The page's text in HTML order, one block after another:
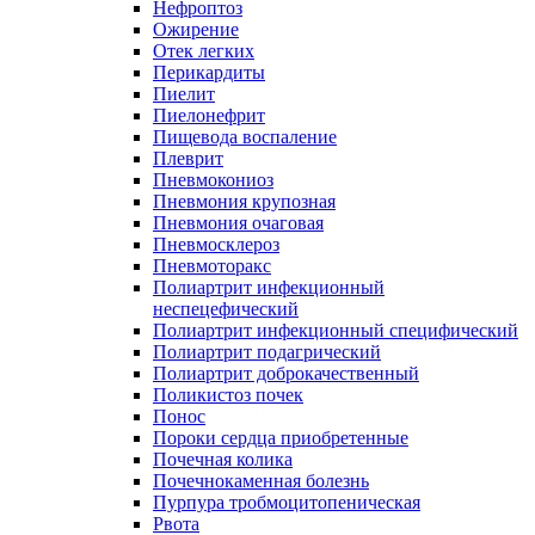
Нефроптоз
Ожирение
Отек легких
Перикардиты
Пиелит
Пиелонефрит
Пищевода воспаление
Плеврит
Пневмокониоз
Пневмония крупозная
Пневмония очаговая
Пневмосклероз
Пневмоторакс
Полиартрит инфекционный
неспецефический
Полиартрит инфекционный специфический
Полиартрит подагрический
Полиартрит доброкачественный
Поликистоз почек
Понос
Пороки сердца приобретенные
Почечная колика
Почечнокаменная болезнь
Пурпура тробмоцитопеническая
Рвота